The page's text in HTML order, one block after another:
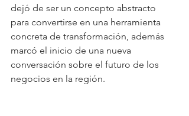
dejó de ser un concepto abstracto
para convertirse en una herramienta
concreta de transformación, además
marcó el inicio de una nueva
conversación sobre el futuro de los
negocios en la región.